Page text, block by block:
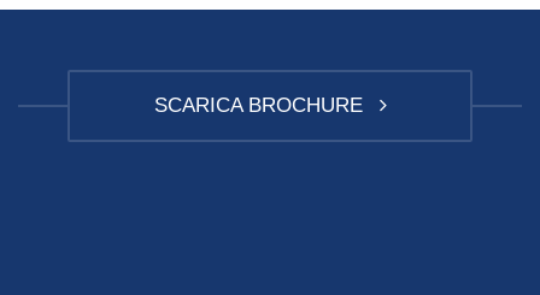
SCARICA BROCHURE